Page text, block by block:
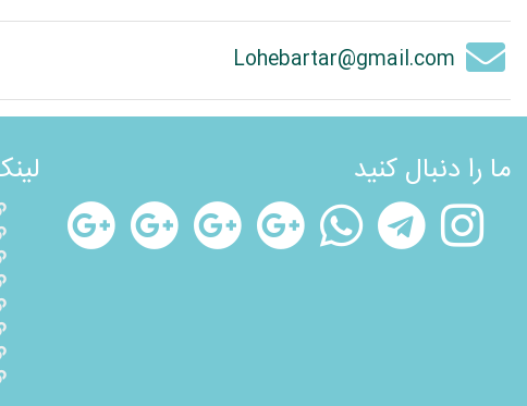
Lohebartar@gmail.com
ما را دنبال کنید